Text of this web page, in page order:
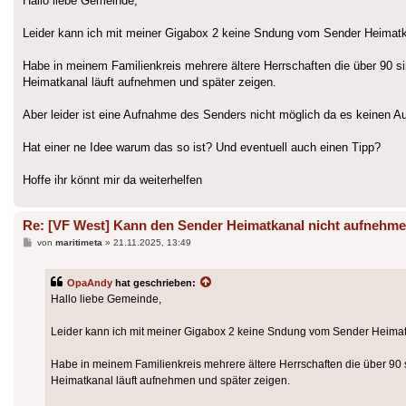
Leider kann ich mit meiner Gigabox 2 keine Sndung vom Sender
Habe in meinem Familienkreis mehrere ältere Herrschaften die über 90
Heimatkanal läuft aufnehmen und später zeigen.
Aber leider ist eine Aufnahme des Senders nicht möglich da es keinen
Hat einer ne Idee warum das so ist? Und eventuell auch einen Tipp?
Hoffe ihr könnt mir da weiterhelfen
Re: [VF West] Kann den Sender Heimatkanal nicht
Beitrag
von maritimeta » 21.11.2025, 13:49
OpaAndy hat geschrieben:
Hallo liebe Gemeinde,
Leider kann ich mit meiner Gigabox 2 keine Sndung vom Sender
Habe in meinem Familienkreis mehrere ältere Herrschaften die über
Heimatkanal läuft aufnehmen und später zeigen.